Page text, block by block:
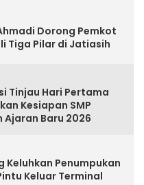
Dorong Pemkot
Tiga Pilar di Jatiasih
Tinjau Hari Pertama
Kesiapan SMP
Ajaran Baru 2026
Keluhkan Penumpukan
Keluar Terminal